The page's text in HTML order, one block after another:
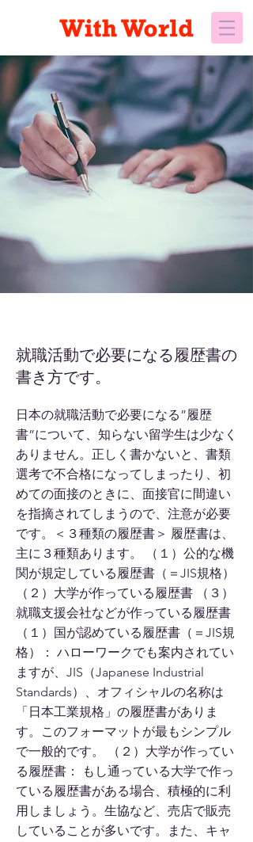
就職活動で必要になる履歴書の
書き方です。
日本の就職活動で必要になる”履歴
書”について、知らない留学生は少なく
ありません。正しく書かないと、書類
選考で不合格になってしまったり、初
めての面接のときに、面接官に間違い
を指摘されてしまうので、注意が必要
です。＜３種類の履歴書＞ 履歴書は、
主に３種類あります。 （１）公的な機
関が規定している履歴書（＝JIS規格）
（２）大学が作っている履歴書 （３）
就職支援会社などが作っている履歴書
（１）国が認めている履歴書（＝JIS規
格）： ハローワークでも案内されてい
ますが、JIS（Japanese Industrial
Standards）、オフィシャルの名称は
「日本工業規格」の履歴書がありま
す。このフォーマットが最もシンプル
で一般的です。 （２）大学が作ってい
る履歴書： もし通っている大学で作っ
ている履歴書がある場合、積極的に利
用しましょう。生協など、売店で販売
していることが多いです。また、キャ